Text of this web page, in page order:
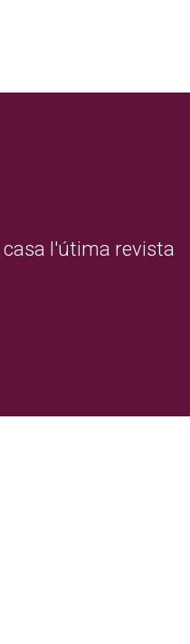
l'útima revista